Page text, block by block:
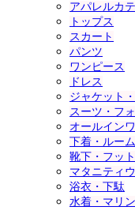
アパレルカ
トップス
スカート
パンツ
ワンピース
ドレス
ジャケット
スーツ・フ
オールイン
下着・ルー
靴下・フッ
マタニティ
浴衣・下駄
水着・マリ